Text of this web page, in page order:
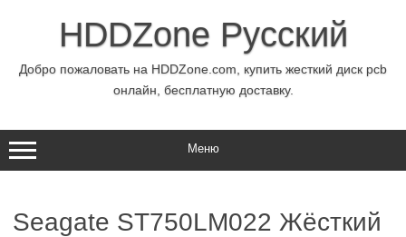
содержимомуHDDZone Русский
Добро пожаловать на HDDZone.com, купить жесткий диск pcb
онлайн, бесплатную доставку.
Меню
Seagate ST750LM022 Жёсткий